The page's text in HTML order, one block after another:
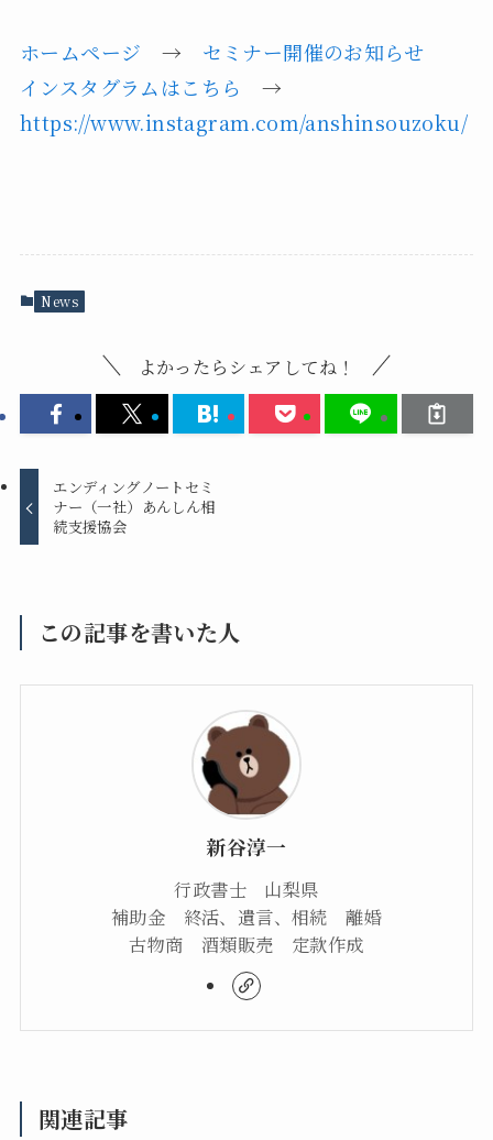
ホームページ → セミナー開催のお知らせ
インスタグラムはこちら →
https://www.instagram.com/anshinsouzoku/
News
よかったらシェアしてね！
エンディングノートセミ
ナー（一社）あんしん相
続支援協会
この記事を書いた人
新谷淳一
行政書士 山梨県
補助金 終活、遺言、相続 離婚
古物商 酒類販売 定款作成
関連記事